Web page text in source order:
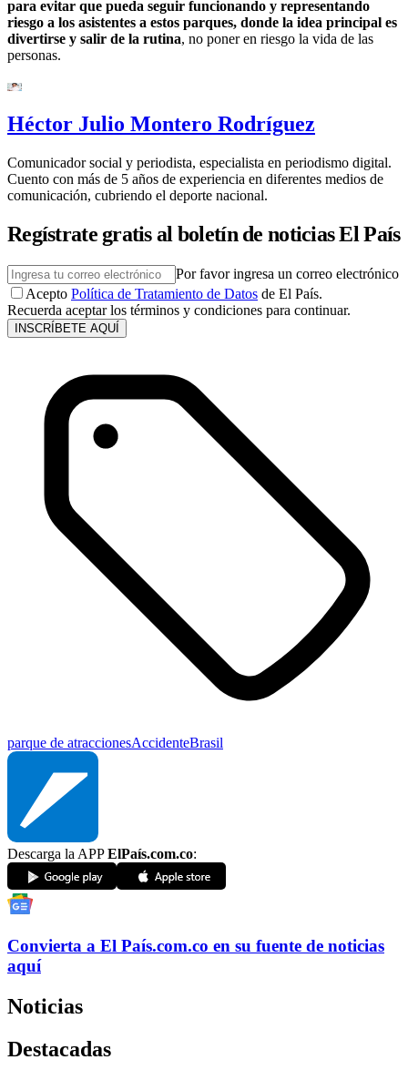
para evitar que pueda seguir funcionando y representando
riesgo a los asistentes a estos parques, donde la idea principal es
divertirse y salir de la rutina, no poner en riesgo la vida de las
personas.
Héctor Julio Montero Rodríguez
Comunicador social y periodista, especialista en periodismo digital.
Cuento con más de 5 años de experiencia en diferentes medios de
comunicación, cubriendo el deporte nacional.
Regístrate gratis al boletín de noticias El País
Por favor ingresa un correo electrónico
Acepto Política de Tratamiento de Datos de El País.
Recuerda aceptar los términos y condiciones para continuar.
INSCRÍBETE AQUÍ
parque de atraccionesAccidenteBrasil
Descarga la APPElPaís.com.co:
Convierta a El País.com.co en su fuente de noticias
aquí
Noticias
Destacadas